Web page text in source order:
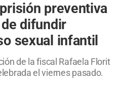
preventiva
difundir
sexual infantil
de la fiscal Rafaela Florit
el viernes pasado.